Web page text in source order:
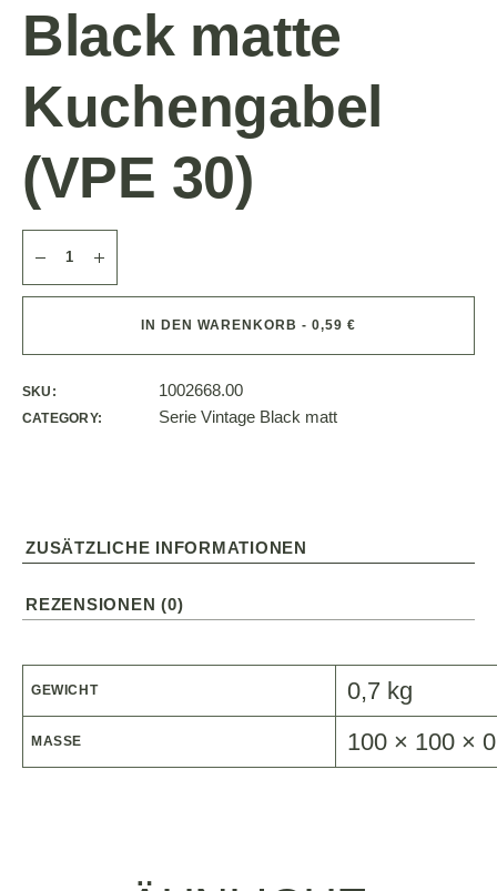
Black matte
Kuchengabel
(VPE 30)
IN DEN WARENKORB - 0,59 €
SKU: 1002668.00
CATEGORY: Serie Vintage Black matt
ZUSÄTZLICHE INFORMATIONEN
REZENSIONEN (0)
GEWICHT 0,7 kg
MASSE 100 × 100 ×